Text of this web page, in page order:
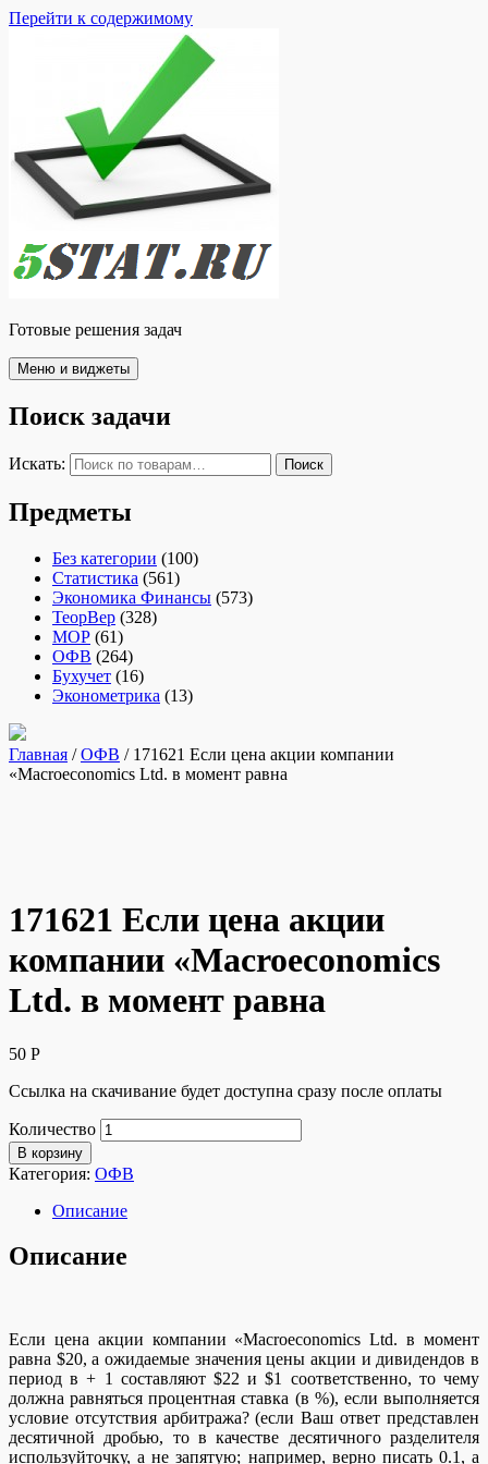
Перейти к содержимому
Готовые решения задач
Меню и виджеты
Поиск задачи
Искать: Поиск
Предметы
Без категории (100)
Статистика (561)
Экономика Финансы (573)
ТеорВер (328)
МОР (61)
ОФВ (264)
Бухучет (16)
Эконометрика (13)
Главная /ОФВ / 171621 Если цена акции компании
«Macroeconomics Ltd. в момент равна
171621 Если цена акции
компании «Macroeconomics
Ltd. в момент равна
50 Р
Ссылка на скачивание будет доступна сразу после оплаты
Количество
В корзину
Категория: ОФВ
Описание
Описание
Если цена акции компании «Macroeconomics Ltd. в момент
равна $20, а ожидаемые значения цены акции и дивидендов в
период в + 1 составляют $22 и $1 соответственно, то чему
должна равняться процентная ставка (в %), если выполняется
условие отсутствия арбитража? (если Ваш ответ представлен
десятичной дробью, то в качестве десятичного разделителя
используйточку, а не запятую; например, верно писать 0.1, а